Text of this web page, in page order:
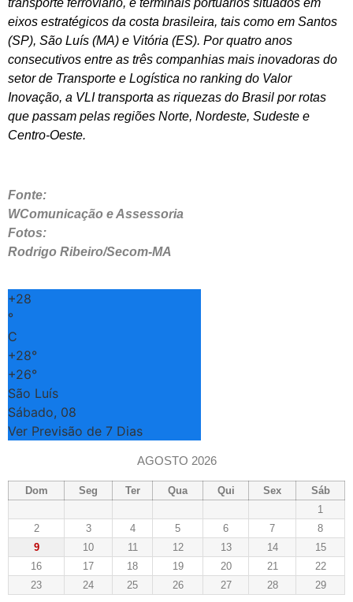
+28
°
C
+28°
+26°
São Luís
Sábado, 08
Ver Previsão de 7 Dias
AGOSTO 2026
Dom Seg Ter Qua Qui Sex
Sáb
1
2
3 4 5 6 7
8
9
10 11 12 13 14
15
16
17 18 19 20 21
22
23
24 25 26 27 28 29
eixos estratégicos da costa brasileira, tais como em Santos
(SP), São Luís (MA) e Vitória (ES). Por quatro anos
consecutivos entre as três companhias mais inovadoras do
setor de Transporte e Logística no ranking do Valor
Inovação, a VLI transporta as riquezas do Brasil por rotas
que passam pelas regiões Norte, Nordeste, Sudeste e
Centro-Oeste.
Fonte:
WComunicação e Assessoria
Fotos:
Rodrigo Ribeiro/Secom-MA